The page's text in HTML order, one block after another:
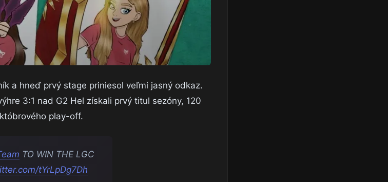
a hneď prvý stage priniesol veľmi jasný odkaz.
3:1 nad G2 Hel získali prvý titul sezóny, 120
play-off.
TO WIN THE LGC
tYrLpDg7Dh